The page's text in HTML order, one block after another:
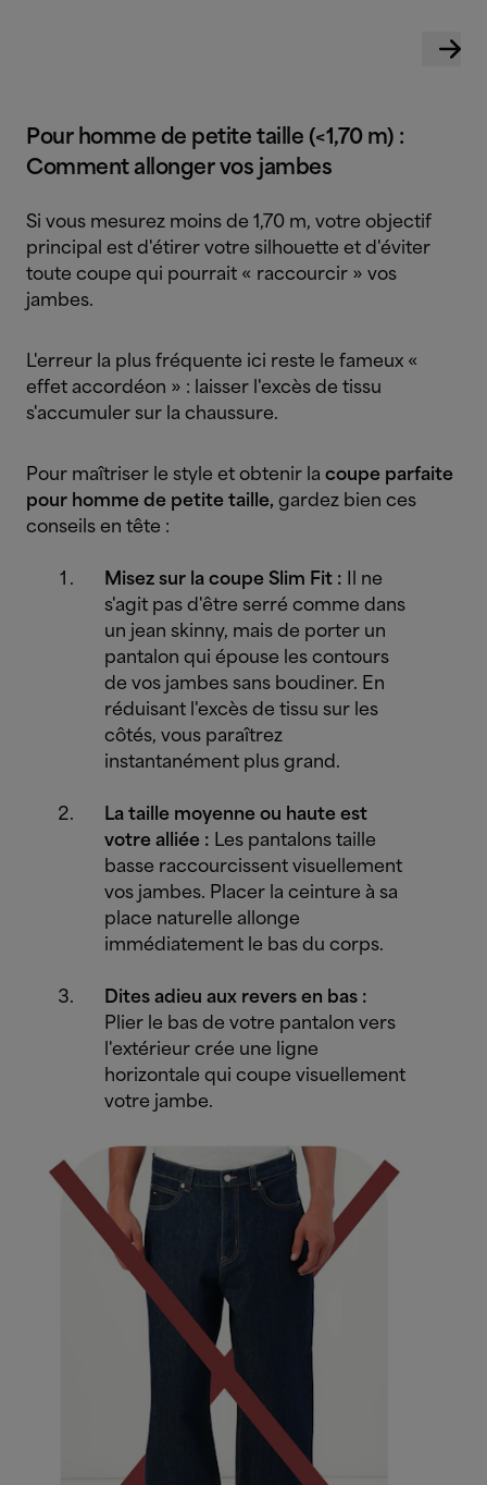
Pour homme de petite taille (<1,70 m) :
Comment allonger vos jambes
Si vous mesurez moins de 1,70 m, votre objectif
principal est d'étirer votre silhouette et d'éviter
toute coupe qui pourrait « raccourcir » vos
jambes.
L'erreur la plus fréquente ici reste le fameux «
effet accordéon » : laisser l'excès de tissu
s'accumuler sur la chaussure.
Pour maîtriser le style et obtenir la coupe parfaite
pour homme de petite taille, gardez bien ces
conseils en tête :
Misez sur la coupe Slim Fit : Il ne
s'agit pas d'être serré comme dans
un jean skinny, mais de porter un
pantalon qui épouse les contours
de vos jambes sans boudiner. En
réduisant l'excès de tissu sur les
côtés, vous paraîtrez
instantanément plus grand.
La taille moyenne ou haute est
votre alliée : Les pantalons taille
basse raccourcissent visuellement
vos jambes. Placer la ceinture à sa
place naturelle allonge
immédiatement le bas du corps.
Dites adieu aux revers en bas :
Plier le bas de votre pantalon vers
l'extérieur crée une ligne
horizontale qui coupe visuellement
votre jambe.